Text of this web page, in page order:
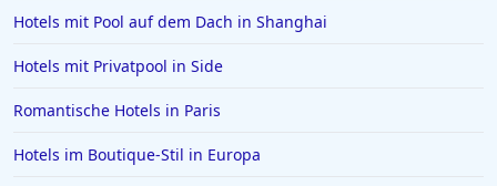
Hotels mit Pool auf dem Dach in Shanghai
Hotels mit Privatpool in Side
Romantische Hotels in Paris
Hotels im Boutique-Stil in Europa